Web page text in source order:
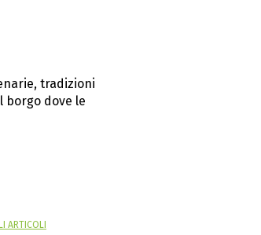
tradizioni
borgo dove le
ARTICOLI